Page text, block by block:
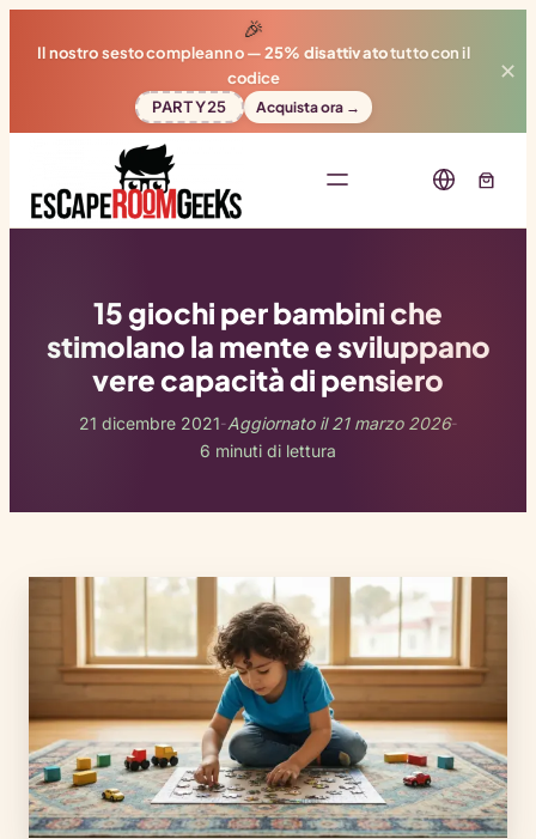
🎉
Il nostro sesto compleanno —25% disattivatotutto con il
codice
PARTY25
Acquista ora →
✕
15 giochi per bambini che
stimolano la mente e sviluppano
vere capacità di pensiero
21 dicembre 2021-Aggiornato il 21 marzo 2026-
6 minuti di lettura